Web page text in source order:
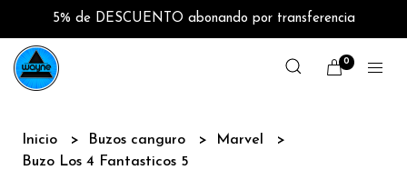
5% de DESCUENTO abonando por transferencia
0
Inicio Buzos canguro
Marvel
Buzo Los 4 Fantasticos 5